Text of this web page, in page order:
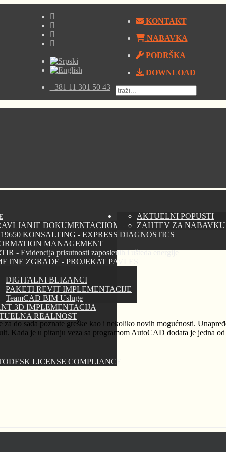
+381 11 301 50 43
KONTAKT
NABAVKA
PODRŠKA
DOWNLOAD
DOKUMENTACIJOM - AUTODESK VAULT
KONSALTING - EXPRESS DIAGNOSTICS
MANAGEMENT
- Evidencija prisutnosti zaposlenih i ušteda energije
ZGRADE - PROJEKAT PAVLES
DIGITALNI BLIZANCI
PAKETI REVIT IMPLEMENTACIJE
TeamCAD BIM Usluge
3D IMPLEMENTACIJA
REALNOST
LICENSE COMPLIANCE
AKTUELNI POPUSTI
ZAHTEV ZA NABAVKU
do sada poznate greške kao i nekoliko novih mogućnosti.
Kada je u pitanju veza sa programom AutoCAD dodata je jedna